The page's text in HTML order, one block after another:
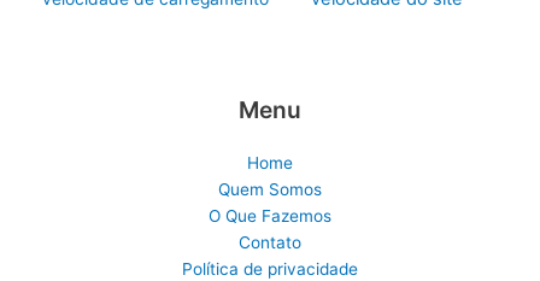
Menu
Home
Quem Somos
O Que Fazemos
Contato
Política de privacidade